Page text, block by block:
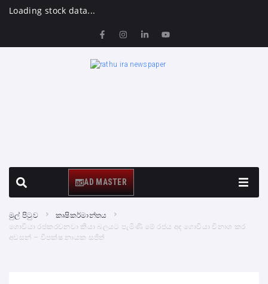
Loading stock data...
AD MASTER
මුල් පිටුව
කෘෂිකර්මාන්තය
ගොවියා රජකරවනවා කියා බලයට පැමිණි මේ රජය අද ගොවියා විනාශ කර
අවසන් – විපක්ෂ නායක සජිත්